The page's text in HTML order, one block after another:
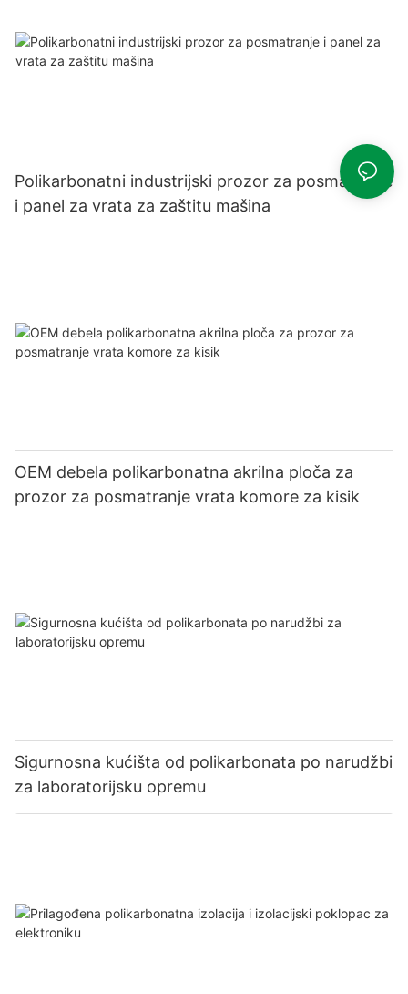
Polikarbonatni industrijski prozor za posmatranje
i panel za vrata za zaštitu mašina
OEM debela polikarbonatna akrilna ploča za
prozor za posmatranje vrata komore za kisik
Sigurnosna kućišta od polikarbonata po narudžbi
za laboratorijsku opremu